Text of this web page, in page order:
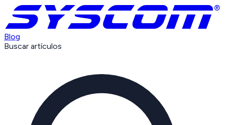
Blog
Buscar artículos